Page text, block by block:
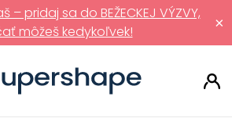
×
– pridaj sa do BEŽECKEJ VÝZVY,
môžeš kedykoľvek!